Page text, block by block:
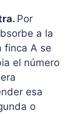
Por
a la
finca A se
el número
esa
o